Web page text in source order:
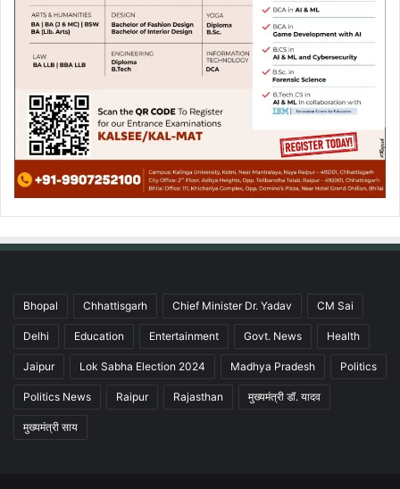
Bhopal Chhattisgarh Chief Minister Dr. Yadav CM Sai
Delhi Education Entertainment Govt. News Health
Jaipur Lok Sabha Election 2024 Madhya Pradesh Politics
Politics News Raipur Rajasthan मुख्यमंत्री डॉ. यादव
मुख्यमंत्री साय